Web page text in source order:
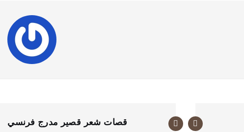
قصات شعر قصير مدرج فرنسي